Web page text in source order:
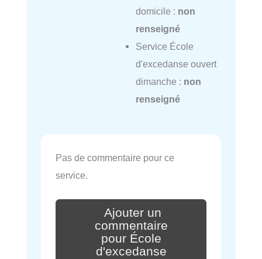
domicile : non
renseigné
Service École
d'excedanse ouvert
dimanche : non
renseigné
Pas de commentaire pour ce
service.
Ajouter un
commentaire
pour École
d'excedanse